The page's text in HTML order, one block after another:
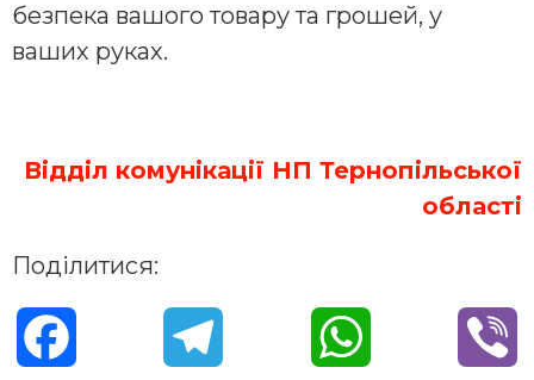
безпека вашого товару та грошей, у
ваших руках.
Відділ комунікації НП Тернопільської
області
Поділитися: